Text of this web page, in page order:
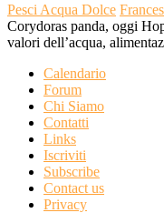
Pesci Acqua Dolce
Corydoras panda, oggi
valori dell’acqua,
Calendario
Forum
Chi Siamo
Contatti
Links
Iscriviti
Subscribe
Contact us
Privacy